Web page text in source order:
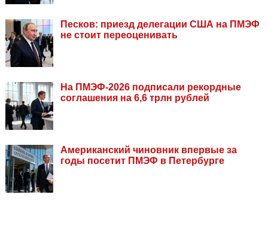
Песков: приезд делегации США на ПМЭФ
не стоит переоценивать
На ПМЭФ-2026 подписали рекордные
соглашения на 6,6 трлн рублей
Американский чиновник впервые за
годы посетит ПМЭФ в Петербурге